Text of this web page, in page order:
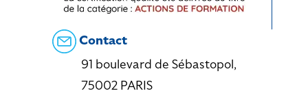
Contact
91 boulevard de Sébastopol,
75002 PARIS